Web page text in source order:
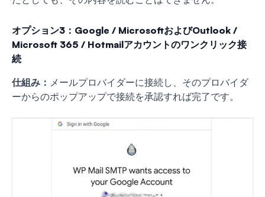
オプション3：Google / MicrosoftおよびOutlook /
Microsoft 365 / Hotmailアカウントのワンクリック接
続
仕組み： メールプロバイダーに接続し、そのプロバイダ
ーからのポップアップで接続を承認すれば完了です。